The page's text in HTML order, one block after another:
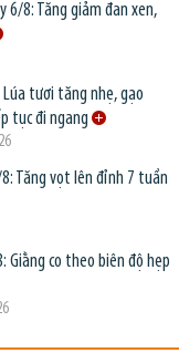
6/8: Tăng giảm đan xen,
tươi tăng nhẹ, gạo
tục đi ngang
Tăng vọt lên đỉnh 7 tuần
co theo biên độ hẹp